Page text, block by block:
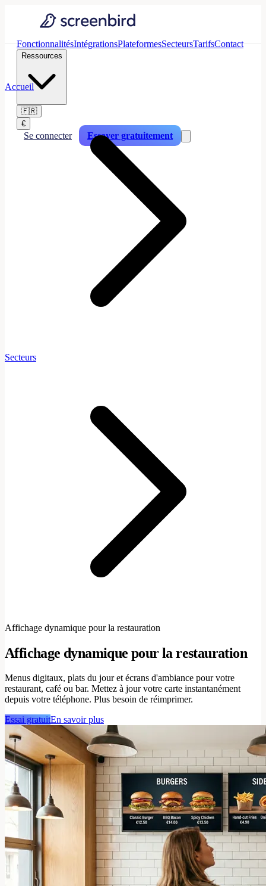
FonctionnalitésIntégrationsPlateformesSecteursTarifsContact
Ressources
🇫🇷
€
Se connecter Essayer gratuitement
Accueil
Secteurs
Affichage dynamique pour la restauration
Affichage dynamique pour la restauration
Menus digitaux, plats du jour et écrans d'ambiance pour votre
restaurant, café ou bar. Mettez à jour votre carte instantanément
depuis votre téléphone. Plus besoin de réimprimer.
Essai gratuitEn savoir plus